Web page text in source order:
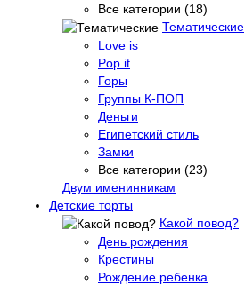
Все категории (18)
Тематические
Love is
Pop it
Горы
Группы К-ПОП
Деньги
Египетский стиль
Замки
Все категории (23)
Двум именинникам
Детские торты
Какой повод?
День рождения
Крестины
Рождение ребенка